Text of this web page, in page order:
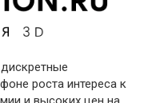
роста интереса к